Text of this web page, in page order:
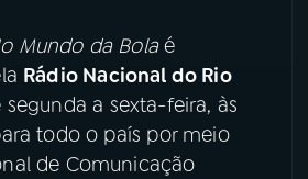
Mundo da Bolaé
Rádio Nacional do Rio
segunda a sexta-feira, às
todo o país por meio
de Comunicação